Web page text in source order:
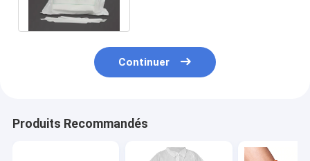
Continuer
Produits Recommandés